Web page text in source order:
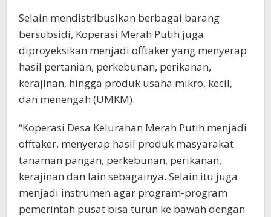
Selain mendistribusikan berbagai barang
bersubsidi, Koperasi Merah Putih juga
diproyeksikan menjadi offtaker yang menyerap
hasil pertanian, perkebunan, perikanan,
kerajinan, hingga produk usaha mikro, kecil,
dan menengah (UMKM).
“Koperasi Desa Kelurahan Merah Putih menjadi
offtaker, menyerap hasil produk masyarakat
tanaman pangan, perkebunan, perikanan,
kerajinan dan lain sebagainya. Selain itu juga
menjadi instrumen agar program-program
pemerintah pusat bisa turun ke bawah dengan